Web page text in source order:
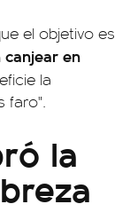
el objetivo es
en
la
faro".
la